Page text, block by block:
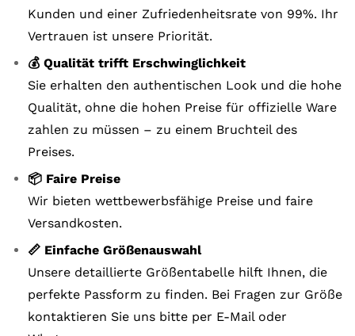
Kunden und einer Zufriedenheitsrate von 99%. Ihr
Vertrauen ist unsere Priorität.
💰 Qualität trifft Erschwinglichkeit
Sie erhalten den authentischen Look und die hohe
Qualität, ohne die hohen Preise für offizielle Ware
zahlen zu müssen – zu einem Bruchteil des
Preises.
📦 Faire Preise
Wir bieten wettbewerbsfähige Preise und faire
Versandkosten.
📏 Einfache Größenauswahl
Unsere detaillierte Größentabelle hilft Ihnen, die
perfekte Passform zu finden. Bei Fragen zur Größe
kontaktieren Sie uns bitte per E-Mail oder